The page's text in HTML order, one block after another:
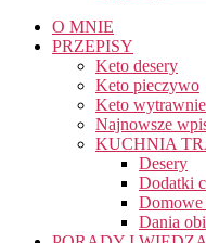
O MNIE
PRZEPISY
Keto desery
Keto pieczywo
Keto wytrawnie
Najnowsze
KUCHNIA
Desery
Dodatki
Dania